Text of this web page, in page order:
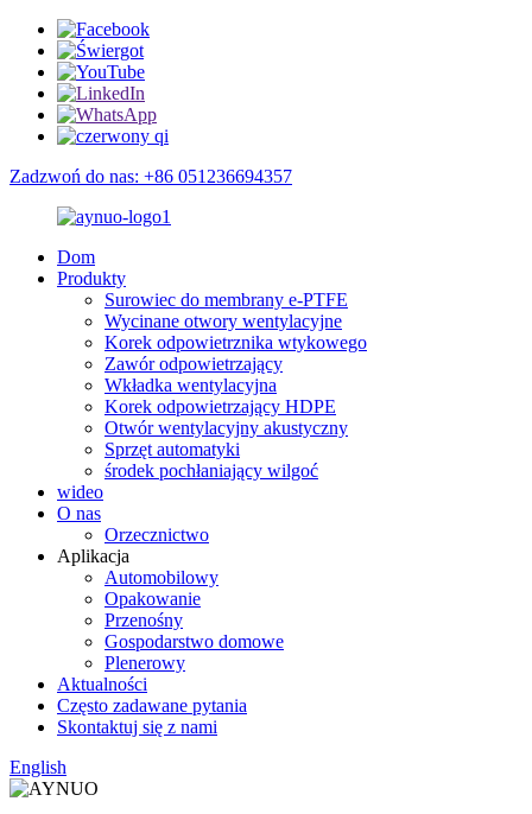
Zadzwoń do nas: +86 051236694357
Dom
Produkty
Surowiec do membrany e-PTFE
Wycinane otwory wentylacyjne
Korek odpowietrznika wtykowego
Zawór odpowietrzający
Wkładka wentylacyjna
Korek odpowietrzający HDPE
Otwór wentylacyjny akustyczny
Sprzęt automatyki
środek pochłaniający wilgoć
wideo
O nas
Orzecznictwo
Aplikacja
Automobilowy
Opakowanie
Przenośny
Gospodarstwo domowe
Plenerowy
Aktualności
Często zadawane pytania
Skontaktuj się z nami
English